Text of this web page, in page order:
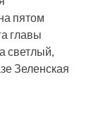
пятом
главы
светлый,
Зеленская